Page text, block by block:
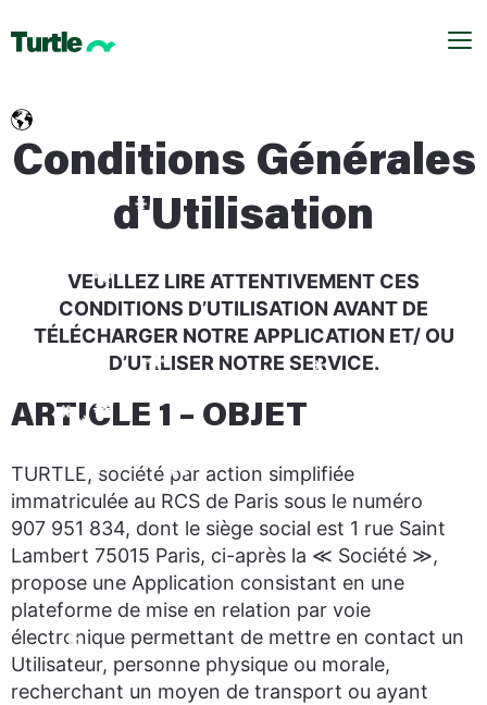
Conditions Générales
d'Utilisation
VEUILLEZ LIRE ATTENTIVEMENT CES
CONDITIONS D’UTILISATION AVANT DE
TÉLÉCHARGER NOTRE APPLICATION ET/ OU
D’UTILISER NOTRE SERVICE.
ARTICLE 1 – OBJET
TURTLE, société par action simplifiée
immatriculée au RCS de Paris sous le numéro
907 951 834, dont le siège social est 1 rue Saint
Lambert 75015 Paris, ci-après la ≪ Société ≫,
propose une Application consistant en une
plateforme de mise en relation par voie
électronique permettant de mettre en contact un
Utilisateur, personne physique ou morale,
recherchant un moyen de transport ou ayant